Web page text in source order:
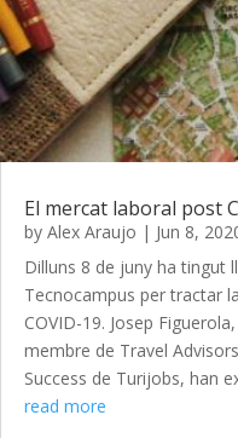
El mercat laboral post
by Alex Araujo | Jun 8,
Dilluns 8 de juny ha tingut
Tecnocampus per tractar
COVID-19. Josep
membre de Travel
Success de Turijobs, han
read more